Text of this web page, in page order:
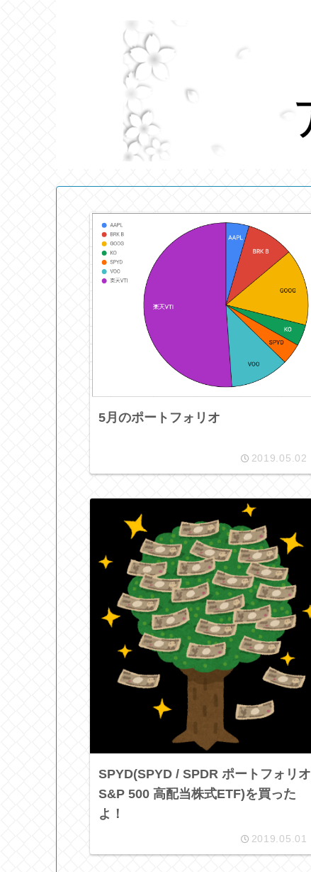
5月のポートフォリオ
2019.05.02
SPYD(SPYD / SPDR ポートフォリオ
S&P 500 高配当株式ETF)を買った
よ！
2019.05.01